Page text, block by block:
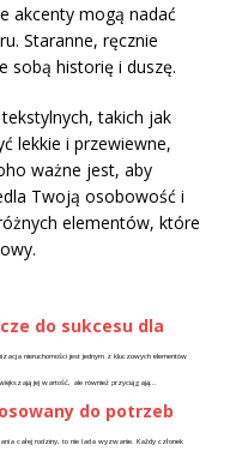
akcenty mogą nadać
Staranne, ręcznie
sobą historię i duszę.
takich jak
lekkie i przewiewne,
ważne jest, aby
Twoją osobowość i
elementów, które
do sukcesu dla
nieruchomości jest jednym z kluczowych elementów
jej wartość, ale również przyciągają...
do potrzeb
całej rodziny, to nie lada wyzwanie. Każdy członek